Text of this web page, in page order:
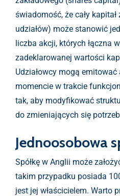
świadomość, że cały kapitał
udziałów) może stanowić
liczba akcji, których łączna
zadeklarowanej wartości
Udziałowcy mogą
momencie w trakcie
tak, aby modyfikować
do zmieniających się
Jednoosobowa
Spółkę w Anglii może
takim przypadku posiada
jest jej właścicielem. Warto